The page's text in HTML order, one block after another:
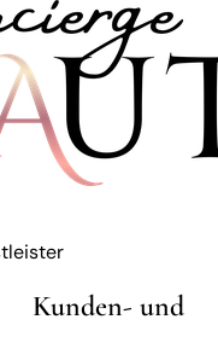
Kunden- und